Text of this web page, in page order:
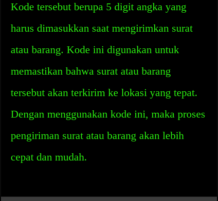
Kode tersebut berupa 5 digit angka yang
harus dimasukkan saat mengirimkan surat
atau barang. Kode ini digunakan untuk
memastikan bahwa surat atau barang
tersebut akan terkirim ke lokasi yang tepat.
Dengan menggunakan kode ini, maka proses
pengiriman surat atau barang akan lebih
cepat dan mudah.